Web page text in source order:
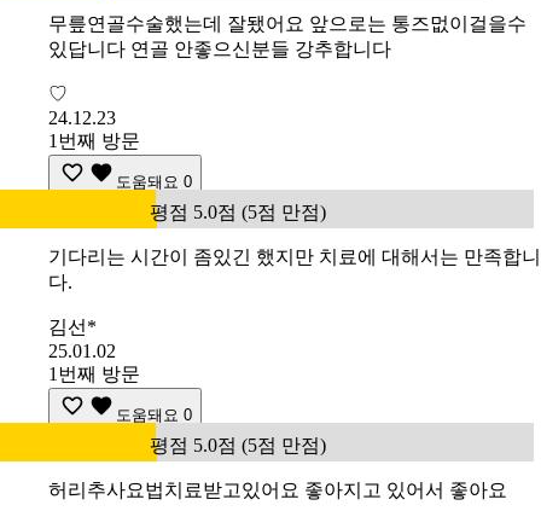
무릎연골수술했는데 잘됐어요 앞으로는 통즈멊이걸을수
있답니다 연골 안좋으신분들 강추합니다
♡
24.12.23
1번째 방문
도움돼요 0
평점 5.0점 (5점 만점)
기다리는 시간이 좀있긴 했지만 치료에 대해서는 만족합니
다.
김선*
25.01.02
1번째 방문
도움돼요 0
평점 5.0점 (5점 만점)
허리추사요법치료받고있어요 좋아지고 있어서 좋아요